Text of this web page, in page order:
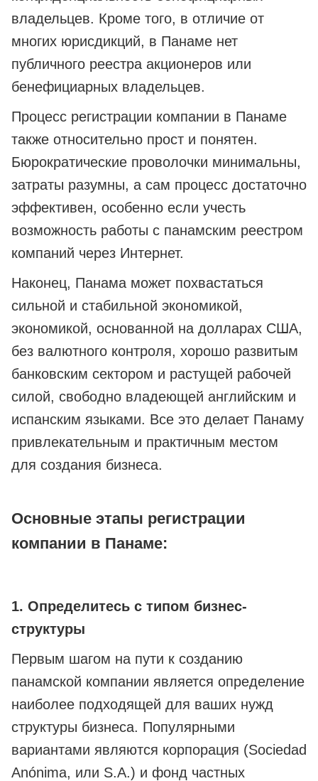
владельцев. Кроме того, в отличие от
многих юрисдикций, в Панаме нет
публичного реестра акционеров или
бенефициарных владельцев.
Процесс регистрации компании в Панаме
также относительно прост и понятен.
Бюрократические проволочки минимальны,
затраты разумны, а сам процесс достаточно
эффективен, особенно если учесть
возможность работы с панамским реестром
компаний через Интернет.
Наконец, Панама может похвастаться
сильной и стабильной экономикой,
экономикой, основанной на долларах США,
без валютного контроля, хорошо развитым
банковским сектором и растущей рабочей
силой, свободно владеющей английским и
испанским языками. Все это делает Панаму
привлекательным и практичным местом
для создания бизнеса.
Основные этапы регистрации
компании в Панаме:
1. Определитесь с типом бизнес-
структуры
Первым шагом на пути к созданию
панамской компании является определение
наиболее подходящей для ваших нужд
структуры бизнеса. Популярными
вариантами являются корпорация (Sociedad
Anónima, или S.A.) и фонд частных